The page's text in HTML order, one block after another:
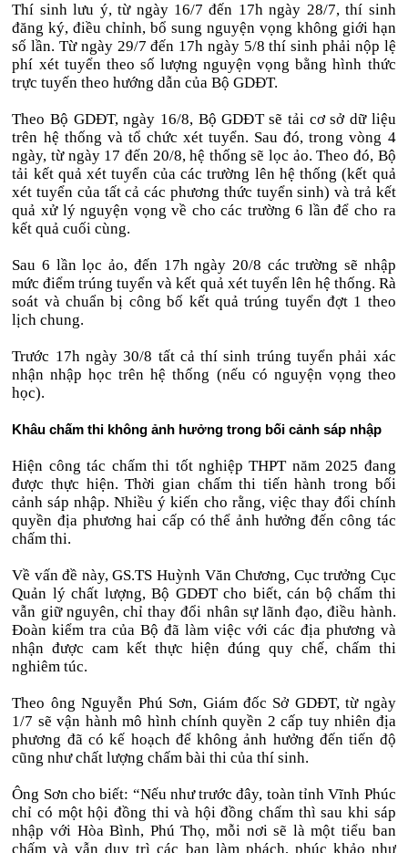
Thí sinh lưu ý, từ ngày 16/7 đến 17h ngày 28/7, thí sinh
đăng ký, điều chỉnh, bổ sung nguyện vọng không giới hạn
số lần. Từ ngày 29/7 đến 17h ngày 5/8 thí sinh phải nộp lệ
phí xét tuyển theo số lượng nguyện vọng bằng hình thức
trực tuyến theo hướng dẫn của Bộ GDĐT.
Theo Bộ GDĐT, ngày 16/8, Bộ GDĐT sẽ tải cơ sở dữ liệu
trên hệ thống và tổ chức xét tuyển. Sau đó, trong vòng 4
ngày, từ ngày 17 đến 20/8, hệ thống sẽ lọc ảo. Theo đó, Bộ
tải kết quả xét tuyển của các trường lên hệ thống (kết quả
xét tuyển của tất cả các phương thức tuyển sinh) và trả kết
quả xử lý nguyện vọng về cho các trường 6 lần để cho ra
kết quả cuối cùng.
Sau 6 lần lọc ảo, đến 17h ngày 20/8 các trường sẽ nhập
mức điểm trúng tuyển và kết quả xét tuyển lên hệ thống. Rà
soát và chuẩn bị công bố kết quả trúng tuyển đợt 1 theo
lịch chung.
Trước 17h ngày 30/8 tất cả thí sinh trúng tuyển phải xác
nhận nhập học trên hệ thống (nếu có nguyện vọng theo
học).
Khâu chấm thi không ảnh hưởng trong bối cảnh sáp nhập
Hiện công tác chấm thi tốt nghiệp THPT năm 2025 đang
được thực hiện. Thời gian chấm thi tiến hành trong bối
cảnh sáp nhập. Nhiều ý kiến cho rằng, việc thay đổi chính
quyền địa phương hai cấp có thể ảnh hưởng đến công tác
chấm thi.
Về vấn đề này, GS.TS Huỳnh Văn Chương, Cục trưởng Cục
Quản lý chất lượng, Bộ GDĐT cho biết, cán bộ chấm thi
vẫn giữ nguyên, chỉ thay đổi nhân sự lãnh đạo, điều hành.
Đoàn kiểm tra của Bộ đã làm việc với các địa phương và
nhận được cam kết thực hiện đúng quy chế, chấm thi
nghiêm túc.
Theo ông Nguyễn Phú Sơn, Giám đốc Sở GDĐT, từ ngày
1/7 sẽ vận hành mô hình chính quyền 2 cấp tuy nhiên địa
phương đã có kế hoạch để không ảnh hưởng đến tiến độ
cũng như chất lượng chấm bài thi của thí sinh.
Ông Sơn cho biết: “Nếu như trước đây, toàn tỉnh Vĩnh Phúc
chỉ có một hội đồng thi và hội đồng chấm thì sau khi sáp
nhập với Hòa Bình, Phú Thọ, mỗi nơi sẽ là một tiểu ban
chấm và vẫn duy trì các ban làm phách, phúc khảo như